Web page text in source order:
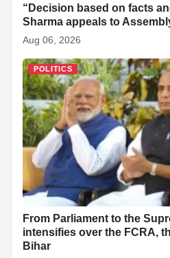
“Decision based on facts
Sharma appeals to
Aug 06, 2026
POLITICS
From Parliament to the
intensifies over the FCRA,
Bihar